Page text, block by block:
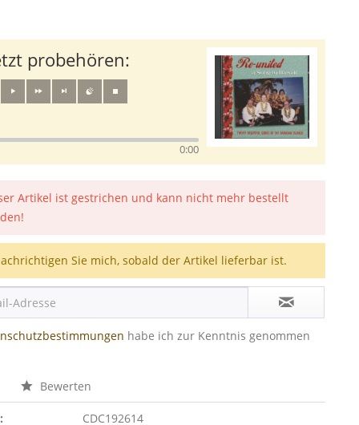
probehören:
0:00
Artikel ist gestrichen und kann nicht mehr bestellt
Sie mich, sobald der Artikel lieferbar ist.
habe ich zur Kenntnis genommen
Bewerten
CDC192614